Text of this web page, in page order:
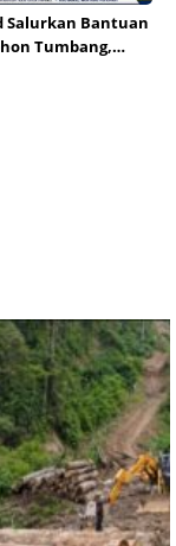
Salurkan Bantuan
Tumbang,